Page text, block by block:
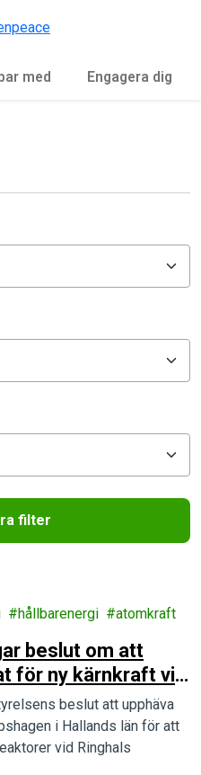
med Engagera dig
filter
hållbarenergi atomkraft
beslut om att
för ny kärnkraft vid
beslut att upphäva
i Hallands län för att
vid Ringhals